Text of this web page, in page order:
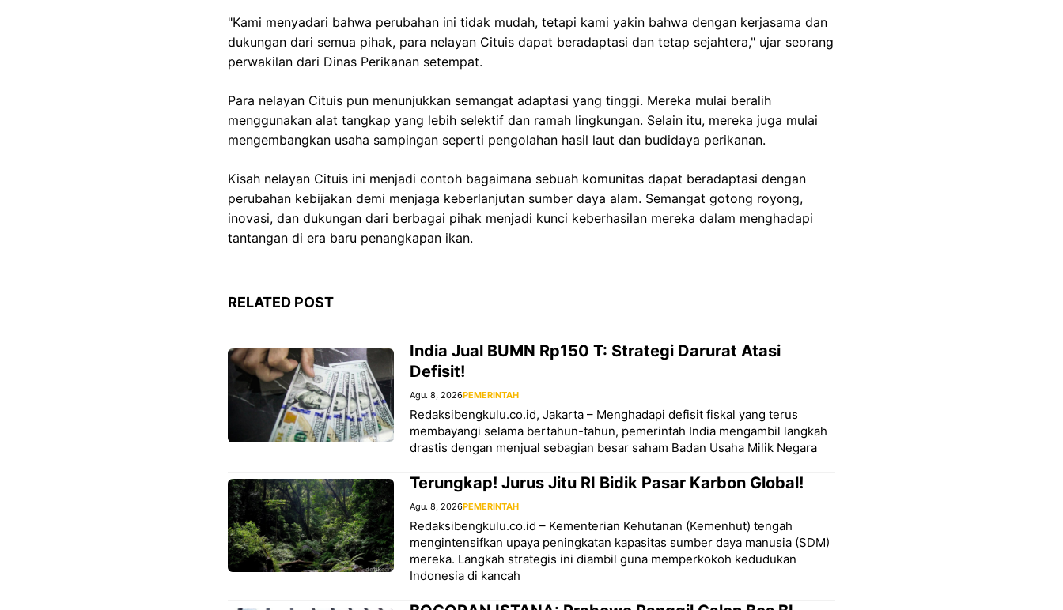
"Kami menyadari bahwa perubahan ini tidak mudah, tetapi kami yakin bahwa dengan kerjasama dan
dukungan dari semua pihak, para nelayan Cituis dapat beradaptasi dan tetap sejahtera," ujar seorang
perwakilan dari Dinas Perikanan setempat.
Para nelayan Cituis pun menunjukkan semangat adaptasi yang tinggi. Mereka mulai beralih
menggunakan alat tangkap yang lebih selektif dan ramah lingkungan. Selain itu, mereka juga mulai
mengembangkan usaha sampingan seperti pengolahan hasil laut dan budidaya perikanan.
Kisah nelayan Cituis ini menjadi contoh bagaimana sebuah komunitas dapat beradaptasi dengan
perubahan kebijakan demi menjaga keberlanjutan sumber daya alam. Semangat gotong royong,
inovasi, dan dukungan dari berbagai pihak menjadi kunci keberhasilan mereka dalam menghadapi
tantangan di era baru penangkapan ikan.
RELATED POST
India Jual BUMN Rp150 T: Strategi Darurat Atasi
Defisit!
Agu. 8, 2026PEMERINTAH
Redaksibengkulu.co.id, Jakarta – Menghadapi defisit fiskal yang terus
membayangi selama bertahun-tahun, pemerintah India mengambil langkah
drastis dengan menjual sebagian besar saham Badan Usaha Milik Negara
Terungkap! Jurus Jitu RI Bidik Pasar Karbon Global!
Agu. 8, 2026PEMERINTAH
Redaksibengkulu.co.id – Kementerian Kehutanan (Kemenhut) tengah
mengintensifkan upaya peningkatan kapasitas sumber daya manusia (SDM)
mereka. Langkah strategis ini diambil guna memperkokoh kedudukan
Indonesia di kancah